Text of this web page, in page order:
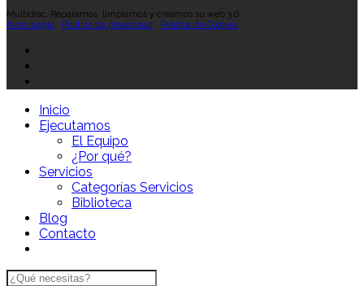
Multidisc. Reparamos, limpiamos y creamos su web 3.0
Aviso Legal· Política de privacidad · Política de Cookies
Inicio
Ejecutamos
El Equipo
¿Por qué?
Servicios
Categorías Servicios
Biblioteca
Blog
Contacto